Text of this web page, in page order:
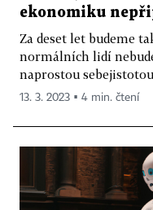
ekonomiku
Za deset let budeme
normálních lidí
naprostou
13. 3. 2023 ▪ 4 min. čtení